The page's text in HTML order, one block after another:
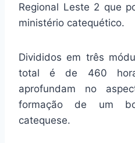
Regional Leste 2 que
ministério catequético.
Divididos em três
total é de 460
aprofundam no
formação de um
catequese.